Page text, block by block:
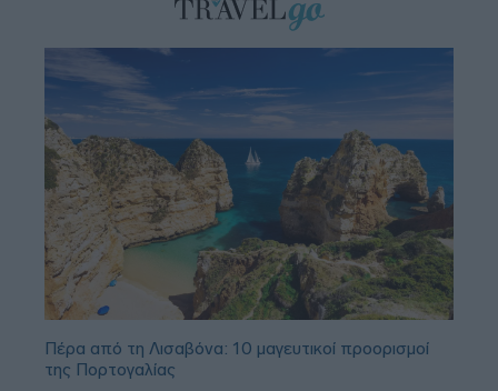
Πέρα από τη Λισαβόνα: 10 μαγευτικοί προορισμοί
της Πορτογαλίας